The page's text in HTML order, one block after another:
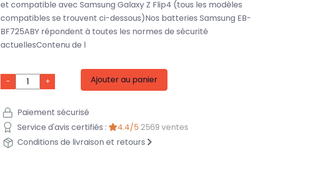
et compatible avec Samsung Galaxy Z Flip4 (tous les modèles
compatibles se trouvent ci-dessous)Nos batteries Samsung EB-
BF725ABY répondent à toutes les normes de sécurité
actuellesContenu de l
- + Ajouter au panier
Paiement sécurisé
Service d'avis certifiés :
4.4/5 2569 ventes
Conditions de livraison et retours